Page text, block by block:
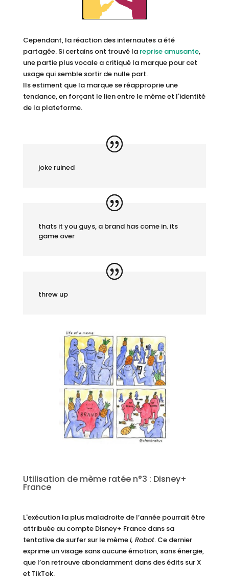
Cependant, la réaction des internautes a été
partagée. Si certains ont trouvé la reprise amusante,
une partie plus vocale a critiqué la marque pour cet
usage qui semble sortir de nulle part.
Ils estiment que la marque se réapproprie une
tendance, en forçant le lien entre le mème et l'identité
de la plateforme.
joke ruined
thats it you guys, a brand has come in. its
game over
threw up
Utilisation de mème ratée n°3 : Disney+
France
L'exécution la plus maladroite de l’année pourrait être
attribuée au compte Disney+ France dans sa
tentative de surfer sur le mèmeI, Robot. Ce dernier
exprime un visage sans aucune émotion, sans énergie,
que l’on retrouve abondamment dans des édits sur X
et TikTok.